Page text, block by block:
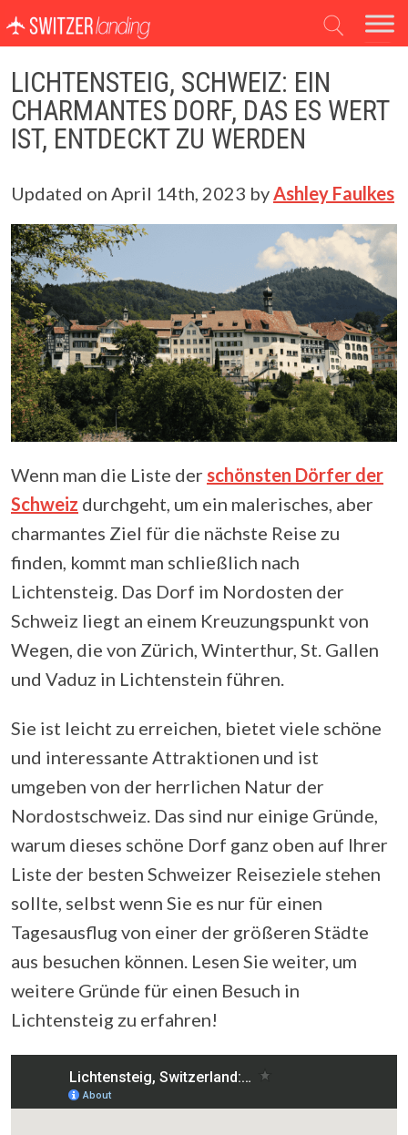
Hauptnavigation
LICHTENSTEIG, SCHWEIZ: EIN
CHARMANTES DORF, DAS ES WERT
IST, ENTDECKT ZU WERDEN
Updated on April 14th, 2023 byAshley Faulkes
Wenn man die Liste der schönsten Dörfer der
Schweiz durchgeht, um ein malerisches, aber
charmantes Ziel für die nächste Reise zu
finden, kommt man schließlich nach
Lichtensteig. Das Dorf im Nordosten der
Schweiz liegt an einem Kreuzungspunkt von
Wegen, die von Zürich, Winterthur, St. Gallen
und Vaduz in Lichtenstein führen.
Sie ist leicht zu erreichen, bietet viele schöne
und interessante Attraktionen und ist
umgeben von der herrlichen Natur der
Nordostschweiz. Das sind nur einige Gründe,
warum dieses schöne Dorf ganz oben auf Ihrer
Liste der besten Schweizer Reiseziele stehen
sollte, selbst wenn Sie es nur für einen
Tagesausflug von einer der größeren Städte
aus besuchen können. Lesen Sie weiter, um
weitere Gründe für einen Besuch in
Lichtensteig zu erfahren!